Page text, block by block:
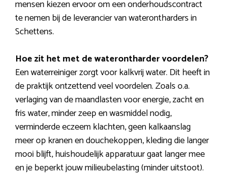
mensen kiezen ervoor om een onderhoudscontract
te nemen bij de leverancier van waterontharders in
Schettens.
Hoe zit het met de waterontharder voordelen?
Een waterreiniger zorgt voor kalkvrij water. Dit heeft in
de praktijk ontzettend veel voordelen. Zoals o.a.
verlaging van de maandlasten voor energie, zacht en
fris water, minder zeep en wasmiddel nodig,
verminderde eczeem klachten, geen kalkaanslag
meer op kranen en douchekoppen, kleding die langer
mooi blijft, huishoudelijk apparatuur gaat langer mee
en je beperkt jouw milieubelasting (minder uitstoot).